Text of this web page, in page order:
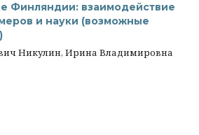
Финляндии: взаимодействие
и науки (возможные
Никулин, Ирина Владимировна